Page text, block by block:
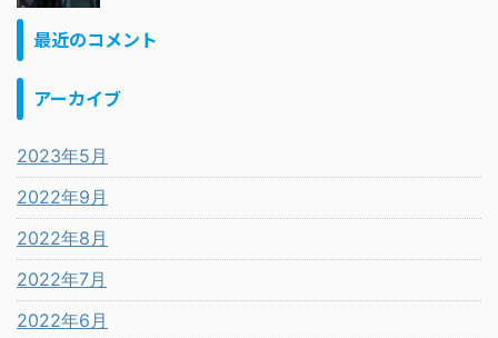
最近のコメント
アーカイブ
2023年5月
2022年9月
2022年8月
2022年7月
2022年6月